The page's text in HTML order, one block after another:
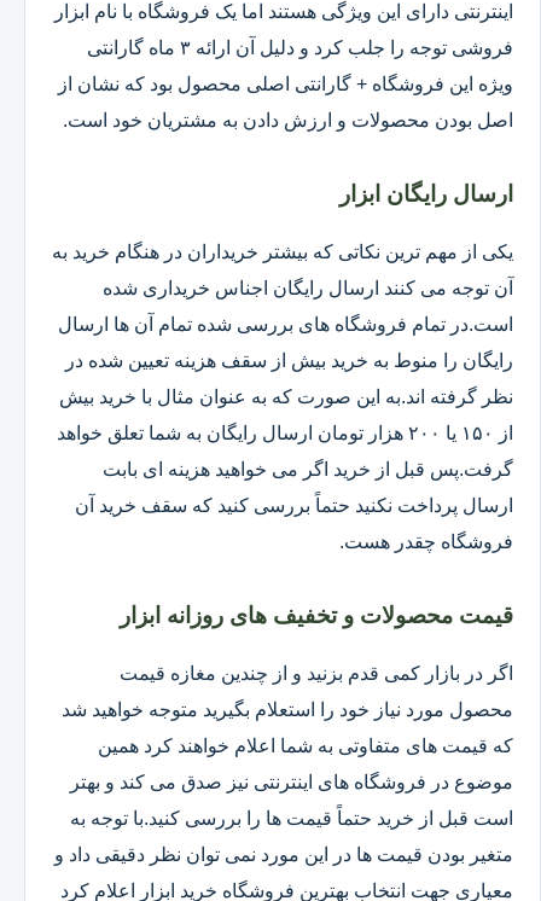
اینترنتی دارای این ویژگی هستند اما یک فروشگاه با نام ابزار
فروشی توجه را جلب کرد و دلیل آن ارائه ۳ ماه گارانتی
ویژه این فروشگاه + گارانتی اصلی محصول بود که نشان از
اصل بودن محصولات و ارزش دادن به مشتریان خود است.
ارسال رایگان ابزار
یکی از مهم ترین نکاتی که بیشتر خریداران در هنگام خرید به
آن توجه می کنند ارسال رایگان اجناس خریداری شده
است.در تمام فروشگاه های بررسی شده تمام آن ها ارسال
رایگان را منوط به خرید بیش از سقف هزینه تعیین شده در
نظر گرفته اند.به این صورت که به عنوان مثال با خرید بیش
از ۱۵۰ یا ۲۰۰ هزار تومان ارسال رایگان به شما تعلق خواهد
گرفت.پس قبل از خرید اگر می خواهید هزینه ای بابت
ارسال پرداخت نکنید حتماً بررسی کنید که سقف خرید آن
فروشگاه چقدر هست.
قیمت محصولات و تخفیف های روزانه ابزار
اگر در بازار کمی قدم بزنید و از چندین مغازه قیمت
محصول مورد نیاز خود را استعلام بگیرید متوجه خواهید شد
که قیمت های متفاوتی به شما اعلام خواهند کرد همین
موضوع در فروشگاه های اینترنتی نیز صدق می کند و بهتر
است قبل از خرید حتماً قیمت ها را بررسی کنید.با توجه به
متغیر بودن قیمت ها در این مورد نمی توان نظر دقیقی داد و
معیاری جهت انتخاب بهترین فروشگاه خرید ابزار اعلام کرد